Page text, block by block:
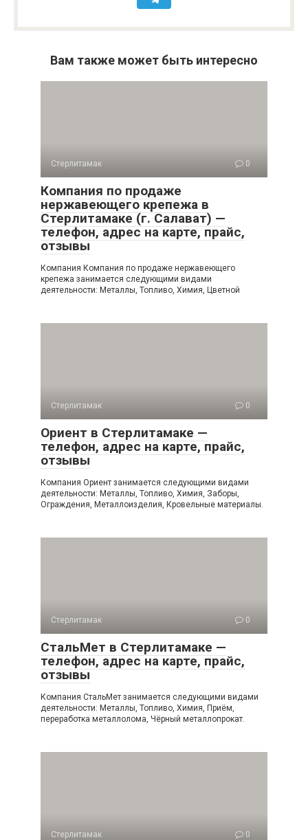
Вам также может быть интересно
Стерлитамак 0
Компания по продаже
нержавеющего крепежа в
Стерлитамаке (г. Салават) —
телефон, адрес на карте, прайс,
отзывы
Компания Компания по продаже нержавеющего
крепежа занимается следующими видами
деятельности: Металлы, Топливо, Химия, Цветной
Стерлитамак 0
Ориент в Стерлитамаке —
телефон, адрес на карте, прайс,
отзывы
Компания Ориент занимается следующими видами
деятельности: Металлы, Топливо, Химия, Заборы,
Ограждения, Металлоизделия, Кровельные материалы.
Стерлитамак 0
СтальМет в Стерлитамаке —
телефон, адрес на карте, прайс,
отзывы
Компания СтальМет занимается следующими видами
деятельности: Металлы, Топливо, Химия, Приём,
переработка металлолома, Чёрный металлопрокат.
Стерлитамак 0